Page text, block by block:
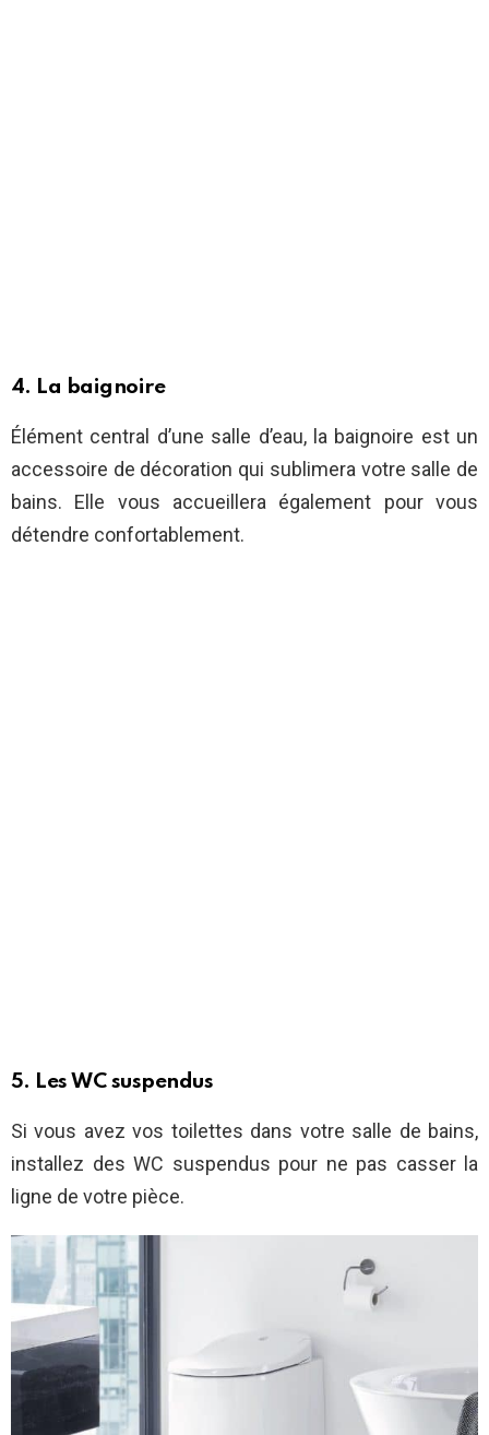
4. La baignoire
Élément central d’une salle d’eau, la baignoire est un
accessoire de décoration qui sublimera votre salle de
bains. Elle vous accueillera également pour vous
détendre confortablement.
5. Les WC suspendus
Si vous avez vos toilettes dans votre salle de bains,
installez des WC suspendus pour ne pas casser la
ligne de votre pièce.